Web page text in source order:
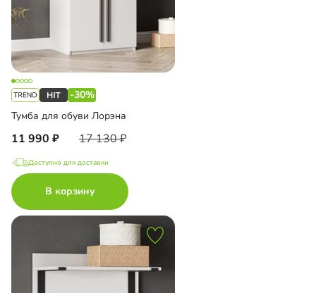
-30%
Тумба для обуви Лорэна
11 990 17 130
Доступно для доставки
В корзину